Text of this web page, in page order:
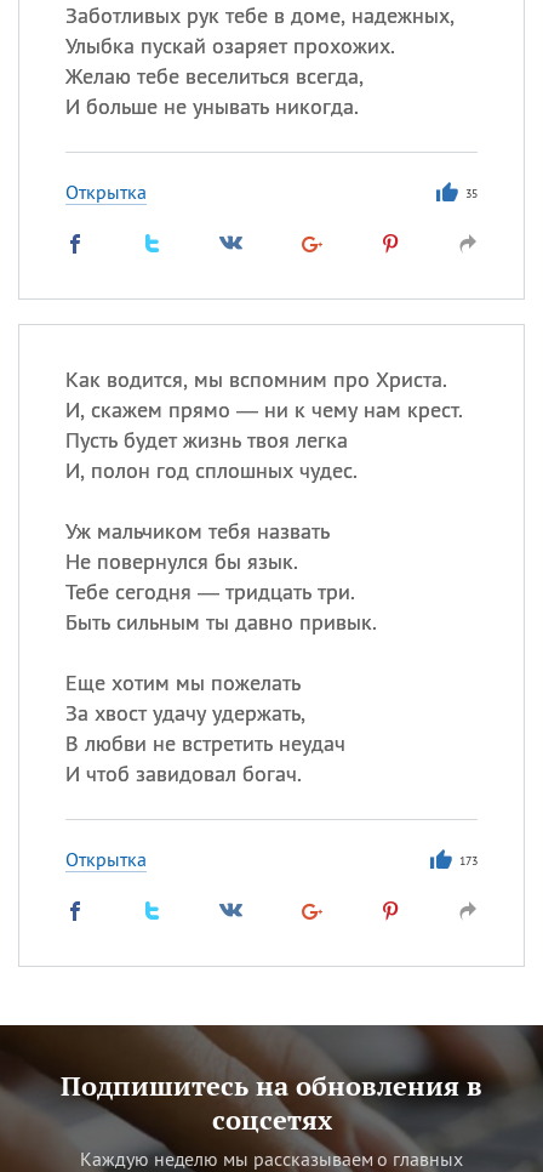
Заботливых рук тебе в доме, надежных,
Улыбка пускай озаряет прохожих.
Желаю тебе веселиться всегда,
И больше не унывать никогда.
Открытка 35
Как водится, мы вспомним про Христа.
И, скажем прямо — ни к чему нам крест.
Пусть будет жизнь твоя легка
И, полон год сплошных чудес.
Уж мальчиком тебя назвать
Не повернулся бы язык.
Тебе сегодня — тридцать три.
Быть сильным ты давно привык.
Еще хотим мы пожелать
За хвост удачу удержать,
В любви не встретить неудач
И чтоб завидовал богач.
Открытка 173
Подпишитесь на обновления в
соцсетях
Каждую неделю мы рассказываем о главных